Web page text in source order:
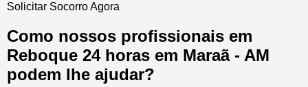
Solicitar Socorro Agora
Como nossos profissionais em
Reboque 24 horas em Maraã - AM
podem lhe ajudar?